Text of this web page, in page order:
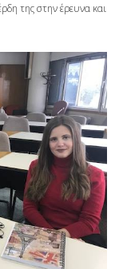
της στην έρευνα και